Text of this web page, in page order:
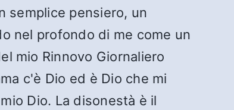
semplice pensiero, un
nel profondo di me come un
mio Rinnovo Giornaliero
c'è Dio ed è Dio che mi
Dio. La disonestà è il